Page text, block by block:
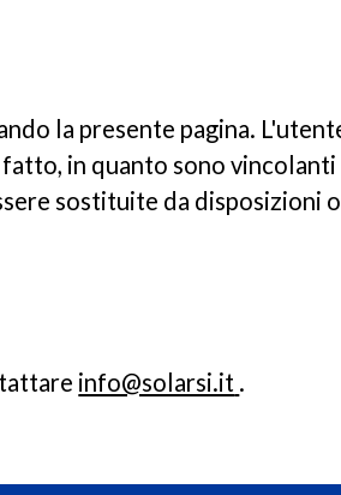
la presente pagina.
in quanto sono
sostituite da disposizioni
info@solarsi.it .